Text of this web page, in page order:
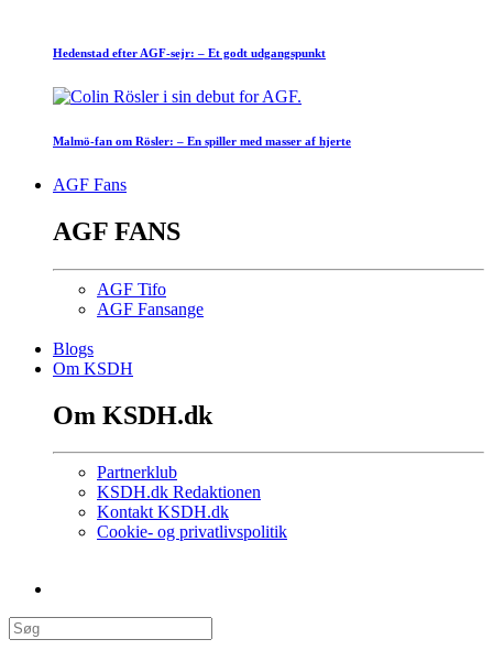
Hedenstad efter AGF-sejr: – Et godt udgangspunkt
Malmö-fan om Rösler: – En spiller med masser af hjerte
AGF Fans
AGF FANS
AGF Tifo
AGF Fansange
Blogs
Om KSDH
Om KSDH.dk
Partnerklub
KSDH.dk Redaktionen
Kontakt KSDH.dk
Cookie- og privatlivspolitik